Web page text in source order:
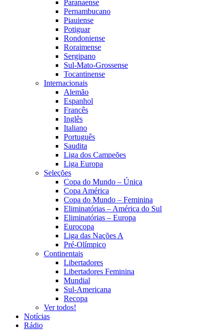
Paranaense
Pernambucano
Piauiense
Potiguar
Rondoniense
Roraimense
Sergipano
Sul-Mato-Grossense
Tocantinense
Internacionais
Alemão
Espanhol
Francês
Inglês
Italiano
Português
Saudita
Liga dos Campeões
Liga Europa
Seleções
Copa do Mundo – Única
Copa América
Copa do Mundo – Feminina
Eliminatórias – América do Sul
Eliminatórias – Europa
Eurocopa
Liga das Nações A
Pré-Olímpico
Continentais
Libertadores
Libertadores Feminina
Mundial
Sul-Americana
Recopa
Ver todos!
Notícias
Rádio